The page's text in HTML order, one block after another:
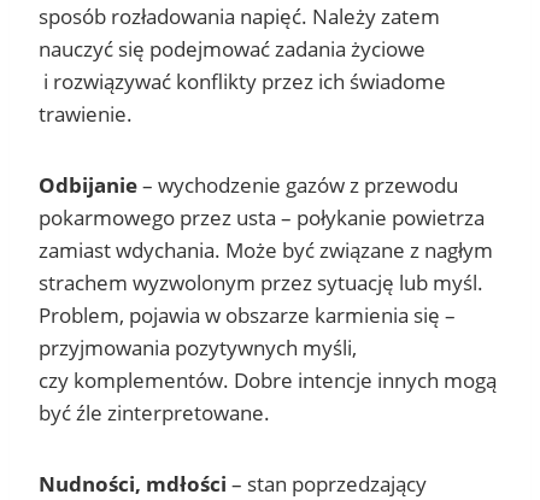
sposób rozładowania napięć. Należy zatem
nauczyć się podejmować zadania życiowe
i rozwiązywać konflikty przez ich świadome
trawienie.
Odbijanie– wychodzenie gazów z przewodu
pokarmowego przez usta – połykanie powietrza
zamiast wdychania. Może być związane z nagłym
strachem wyzwolonym przez sytuację lub myśl.
Problem, pojawia w obszarze karmienia się –
przyjmowania pozytywnych myśli,
czy komplementów. Dobre intencje innych mogą
być źle zinterpretowane.
Nudności, mdłości – stan poprzedzający